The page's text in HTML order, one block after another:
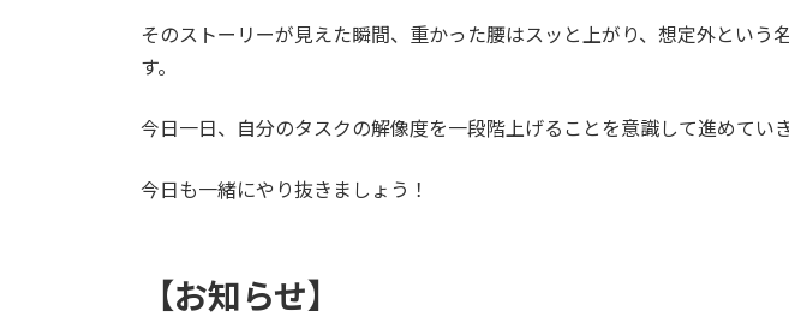
そのストーリーが見えた瞬間、重かった腰はスッと上がり、想定外という
す。
今日一日、自分のタスクの解像度を一段階上げることを意識して進めていき
今日も一緒にやり抜きましょう！
【お知らせ】